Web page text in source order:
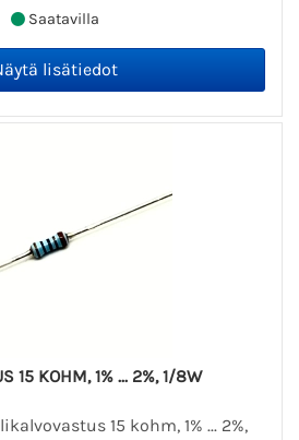
Saatavilla
15 KOHM, 1% ... 2%, 1/8W
15 kohm, 1% ... 2%,